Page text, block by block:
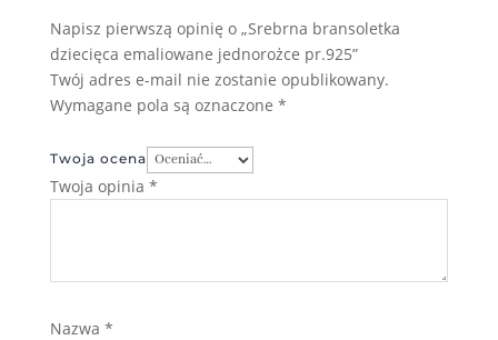
Napisz pierwszą opinię o „Srebrna bransoletka
dziecięca emaliowane jednorożce pr.925”
Twój adres e-mail nie zostanie opublikowany.
Wymagane pola są oznaczone *
Twoja ocena
Twoja opinia *
Nazwa *